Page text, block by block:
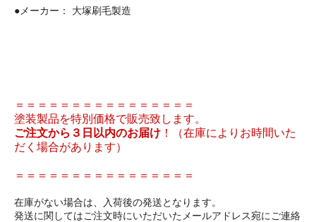
●メーカー： 大塚刷毛製造
＝＝＝＝＝＝＝＝＝＝＝＝＝＝＝＝
塗装製品を特別価格で販売致します。
ご注文から３日以内のお届け ！（在庫によりお時間いた
だく場合があります）
＝＝＝＝＝＝＝＝＝＝＝＝＝＝＝＝
在庫がない場合は、入荷後の発送となります。
発送に関してはご注文時にいただいたメールアドレス宛にご連絡